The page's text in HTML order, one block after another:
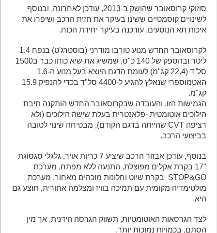
סוזוקי קרוסאובר שהושק ב-2013, עודכן לאחרונה, ובנוסף
לשינויים קוסמטיים ששינו בעיקר את חזית הרכב ושיפרו את
איכות תא הנוסעים, עודכנה בעיקר יחידת הכוח.
לקרוסאובר החדש מנוע טורבו מודרני (בוסטרג'ט) בנפח 1.4
ליטר ובהספק של 140 כ"ס, שמשיג את שיא כוחו כבר ב1500
סל"ד (22.4 קג"מ) לעומת הדגם היוצא בעל מנוע ה-1.6
האטמוספרי שנאלץ להגיע ל-4400 סל"ד בכדי להנפיק 15.9
קג"מ.
הגמישות הזו, והעובדה שבקרוסאובר החדש הותקנה תיבת
הילוכים אוטומטית -פלאנטרית בעלת שישה הילוכים (ולא
רציפה CVT שהייתה בדגם הקודם), מבטיחה שינוי לטובה
בביצועי הרכב.
בנוסף, עודכן אבזור הרכב שיציע 7 כריות אויר, גלגלי סגסוגת
"17 בקרת אקלים מפוצלת, התנעה ללא מפתח, מערכת
STOP&GO בקרת שיוט וחלונות מוכהים מאחור. מערכת
מולטימדיה מקומית עם תמיכה בוויז ומצלמה אחורית, תוצע גם
היא.
לצד הגרסאות האוטומטיות, תשווק הגרסה הידנית, אך מין
הסתם, בכמויות נמוכות יותר.